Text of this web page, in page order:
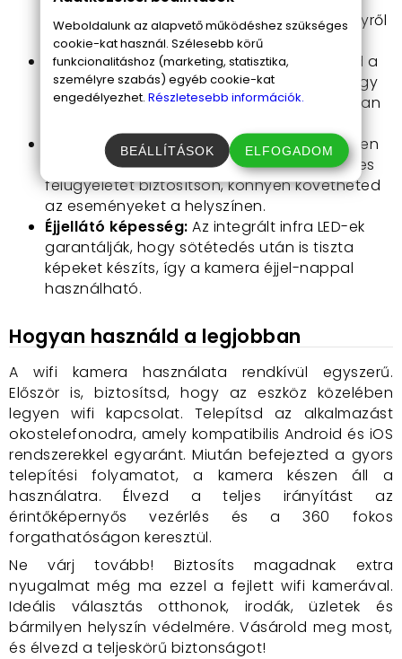
észrevehető legyen, így bármilyen eseményről
tiszta és érthető képeket kapsz.
Azonnali értesítés riasztásról:Kihívhatod a
hatóságokat, amint a kamera mozgást vagy
szokatlan tevékenységet érzékel, így gyorsan
360 fokos mozgásterület: A kamera minden
irányban forgatható és állítható, hogy teljes
felügyeletet biztosítson, könnyen követheted
az eseményeket a helyszínen.
Éjjellátó képesség: Az integrált infra LED-ek
garantálják, hogy sötétedés után is tiszta
képeket készíts, így a kamera éjjel-nappal
használható.
Hogyan használd a legjobban
A wifi kamera használata rendkívül egyszerű.
Először is, biztosítsd, hogy az eszköz közelében
legyen wifi kapcsolat. Telepítsd az alkalmazást
okostelefonodra, amely kompatibilis Android és iOS
rendszerekkel egyaránt. Miután befejezted a gyors
telepítési folyamatot, a kamera készen áll a
használatra. Élvezd a teljes irányítást az
érintőképernyős vezérlés és a 360 fokos
forgathatóságon keresztül.
Ne várj tovább! Biztosíts magadnak extra
nyugalmat még ma ezzel a fejlett wifi kamerával.
Ideális választás otthonok, irodák, üzletek és
bármilyen helyszín védelmére. Vásárold meg most,
és élvezd a teljeskörű biztonságot!
Weboldalunk az alapvető működéshez szükséges
cookie-kat használ. Szélesebb körű
funkcionalitáshoz (marketing, statisztika,
személyre szabás) egyéb cookie-kat
engedélyezhet. Részletesebb információk.
BEÁLLÍTÁSOK ELFOGADOM